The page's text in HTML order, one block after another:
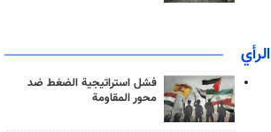
الرأي
فشل استراتيجية الضغط ضد
محور المقاومة